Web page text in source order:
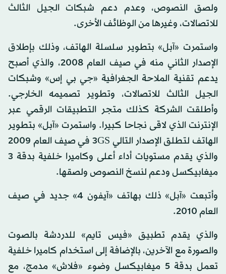
ولصق النصوص، وعدم دعم شبكات الجيل الثالث
للاتصالات، وغيرها من الوظائف الأخرى.
واستمرت «آبل» بتطوير سلسلة الهاتف، وذلك بإطلاق
الإصدار الثاني منه في صيف العام 2008، والذي أصبح
يدعم تقنية الملاحة الجغرافية «جي بي إس» وشبكات
الجيل الثالث للاتصالات، وتطوير تصميمه الخارجي.
وأطلقت الشركة كذلك متجر التطبيقات الرقمي عبر
الإنترنت الذي لاقى نجاحا كبيرا. واستمرت «آبل» بتطوير
الهاتف لتطلق الإصدار التالي 3GS في صيف العام 2009
والذي يقدم مستويات أداء أعلى وكاميرا خلفية بدقة 3
ميغابيكسل ودعم لنسخ النصوص ولصقها.
وأتبعت «آبل» ذلك بهاتف «آيفون 4» جديد في صيف
العام 2010.
والذي يقدم تطبيق «فيس تايم» للدردشة بالصوت
والصورة مع الآخرين، بالإضافة إلى استخدام كاميرا خلفية
تعمل بدقة 5 ميغابيكسل وضوء «فلاش» مدمج، مع